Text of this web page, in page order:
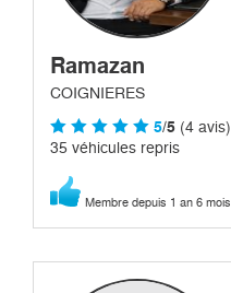
Ramazan
COIGNIERES
5/5 (4 avis)
35 véhicules repris
Membre depuis 1 an 6 mois